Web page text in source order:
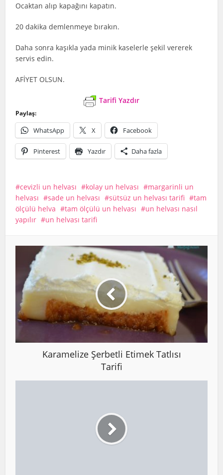
Ocaktan alıp kapağını kapatın.
20 dakika demlenmeye bırakın.
Daha sonra kaşıkla yada minik kaselerle şekil vererek
servis edin.
AFİYET OLSUN.
Tarifi Yazdır
Paylaş:
WhatsApp X Facebook
Pinterest Yazdır Daha fazla
cevizli un helvası kolay un helvası
margarinli un
helvası
sade un helvası sütsüz un helvası tarifi
tam
ölçülü helva
tam ölçülü un helvası
un helvası nasıl
yapılır
un helvası tarifi
Karamelize Şerbetli Etimek Tatlısı
Tarifi